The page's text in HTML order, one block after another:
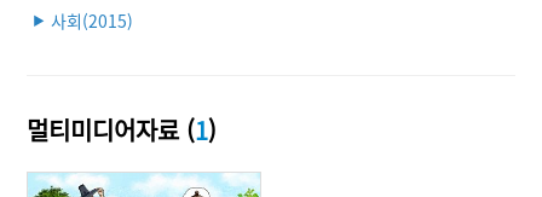
▶ 사회(2015)
멀티미디어자료 (1)